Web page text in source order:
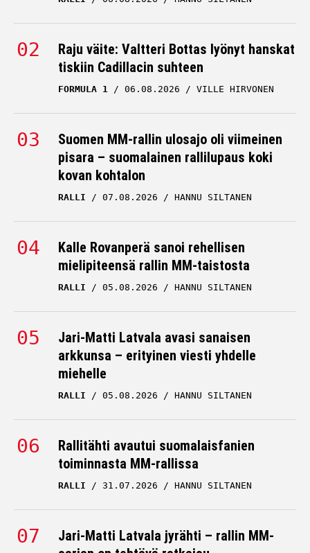
Kalle Rovanperä vaihtoi
vapaalle – melkoiset
kuvat julki
KALLE ROVANPERÄ
14.07.2026
HANNU SILTANEN
Rallin MM-taisto
kuumenee – Kalle
Rovanperän suosikki kävi
selväksi
KALLE ROVANPERÄ
Kalle Rovanperä palasi
auton rattiin – kohtasi
todellisen
30.06.2026
HANNU SILTANEN
Raju väite: Valtteri Bottas lyönyt hanskat
tiskiin Cadillacin suhteen
FORMULA 1 06.08.2026 VILLE HIRVONEN
Suomen MM-rallin ulosajo oli viimeinen
pisara – suomalainen rallilupaus koki
kovan kohtalon
RALLI 07.08.2026 HANNU SILTANEN
Kalle Rovanperä sanoi rehellisen
mielipiteensä rallin MM-taistosta
RALLI 05.08.2026 HANNU SILTANEN
Jari-Matti Latvala avasi sanaisen
arkkunsa – erityinen viesti yhdelle
miehelle
RALLI 05.08.2026 HANNU SILTANEN
Rallitähti avautui suomalaisfanien
toiminnasta MM-rallissa
RALLI 31.07.2026 HANNU SILTANEN
Jari-Matti Latvala jyrähti – rallin MM-